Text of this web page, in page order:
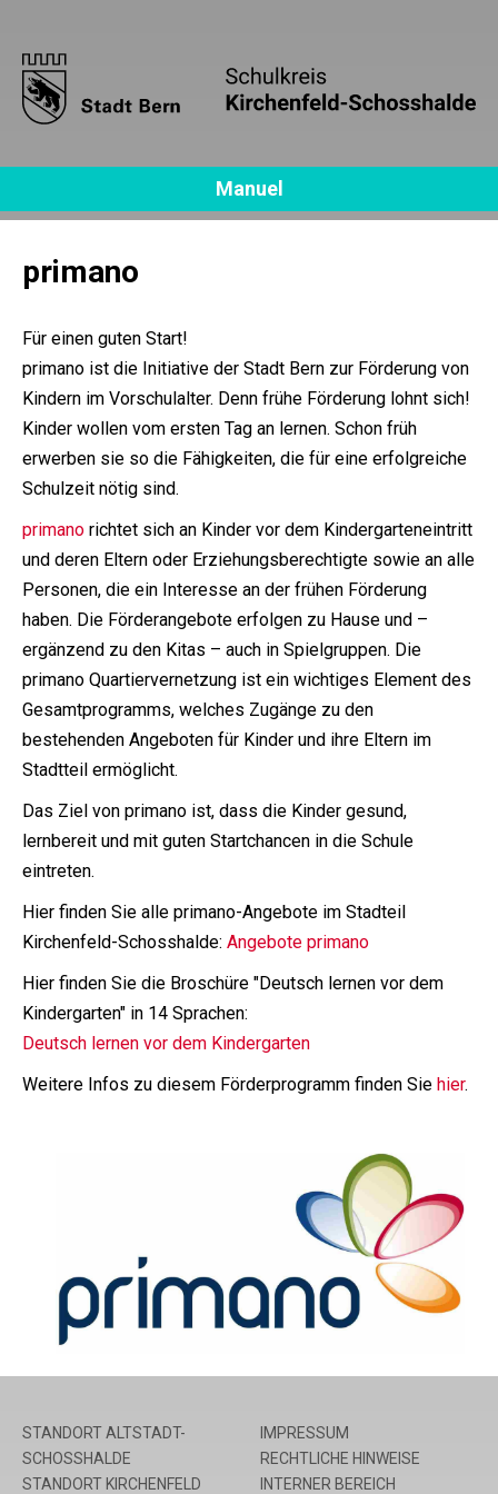
Manuel
primano
Für einen guten Start!
primano ist die Initiative der Stadt Bern zur Förderung von
Kindern im Vorschulalter. Denn frühe Förderung lohnt sich!
Kinder wollen vom ersten Tag an lernen. Schon früh
erwerben sie so die Fähigkeiten, die für eine erfolgreiche
Schulzeit nötig sind.
primano richtet sich an Kinder vor dem Kindergarteneintritt
und deren Eltern oder Erziehungsberechtigte sowie an alle
Personen, die ein Interesse an der frühen Förderung
haben. Die Förderangebote erfolgen zu Hause und –
ergänzend zu den Kitas – auch in Spielgruppen. Die
primano Quartiervernetzung ist ein wichtiges Element des
Gesamtprogramms, welches Zugänge zu den
bestehenden Angeboten für Kinder und ihre Eltern im
Stadtteil ermöglicht.
Das Ziel von primano ist, dass die Kinder gesund,
lernbereit und mit guten Startchancen in die Schule
eintreten.
Hier finden Sie alle primano-Angebote im Stadteil
Kirchenfeld-Schosshalde: Angebote primano
Hier finden Sie die Broschüre "Deutsch lernen vor dem
Kindergarten" in 14 Sprachen:
Deutsch lernen vor dem Kindergarten
Weitere Infos zu diesem Förderprogramm finden Sie hier.
STANDORT ALTSTADT-
SCHOSSHALDE
STANDORT KIRCHENFELD
IMPRESSUM
RECHTLICHE HINWEISE
INTERNER BEREICH